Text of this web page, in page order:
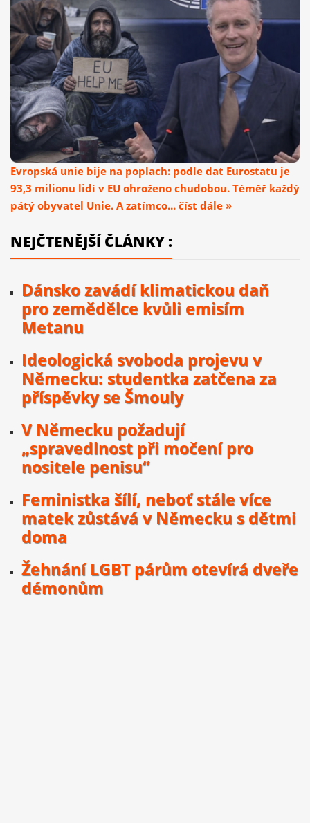
Evropská unie bije na poplach: podle dat Eurostatu je
93,3 milionu lidí v EU ohroženo chudobou. Téměř každý
pátý obyvatel Unie. A zatímco... číst dále »
NEJČTENĚJŠÍ ČLÁNKY :
Dánsko zavádí klimatickou daň
pro zemědělce kvůli emisím
Metanu
Ideologická svoboda projevu v
Německu: studentka zatčena za
příspěvky se Šmouly
V Německu požadují
„spravedlnost při močení pro
nositele penisu“
Feministka šílí, neboť stále více
matek zůstává v Německu s dětmi
doma
Žehnání LGBT párům otevírá dveře
démonům